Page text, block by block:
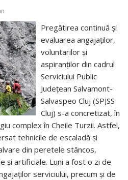
Pregătirea continuă și
evaluarea angajaților,
voluntarilor și
aspiranților din cadrul
Serviciului Public
Județean Salvamont-
Salvaspeo Cluj (SPJSS
Cluj) s-a concretizat, în
complex în Cheile Turzii. Astfel,
tehnicile de escaladă și
din peretele stâncos,
și artificiale. Luni a fost o zi de
serviciului, precum și de